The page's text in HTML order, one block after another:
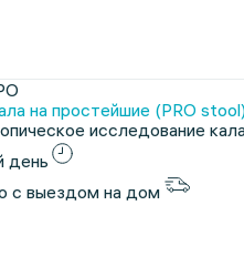
на простейшие (PRO stool)
исследование
день
с выездом на дом